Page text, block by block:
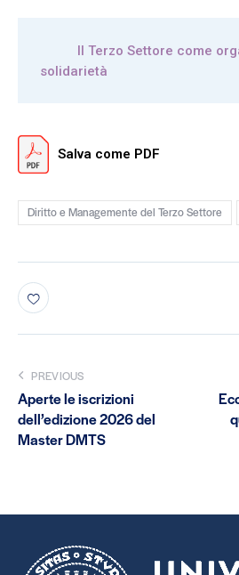
Il Terzo Settore come
solidarietà
Salva come PDF
Diritto e Managemente del Terzo Settore
PREVIOUS
Aperte le iscrizioni
dell’edizione 2026 del
Master DMTS